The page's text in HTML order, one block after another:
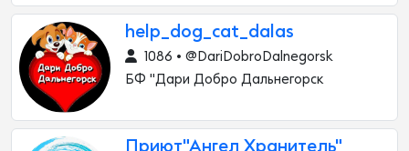
help_dog_cat_dalas
1086 • @DariDobroDalnegorsk
БФ "Дари Добро Дальнегорск
Приют"Ангел Хранитель"